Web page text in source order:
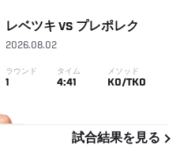
レベツキ VS プレポレク
2026.08.02
ラウンド
1
タイム
4:41
メソッド
KO/TKO
試合結果を見る